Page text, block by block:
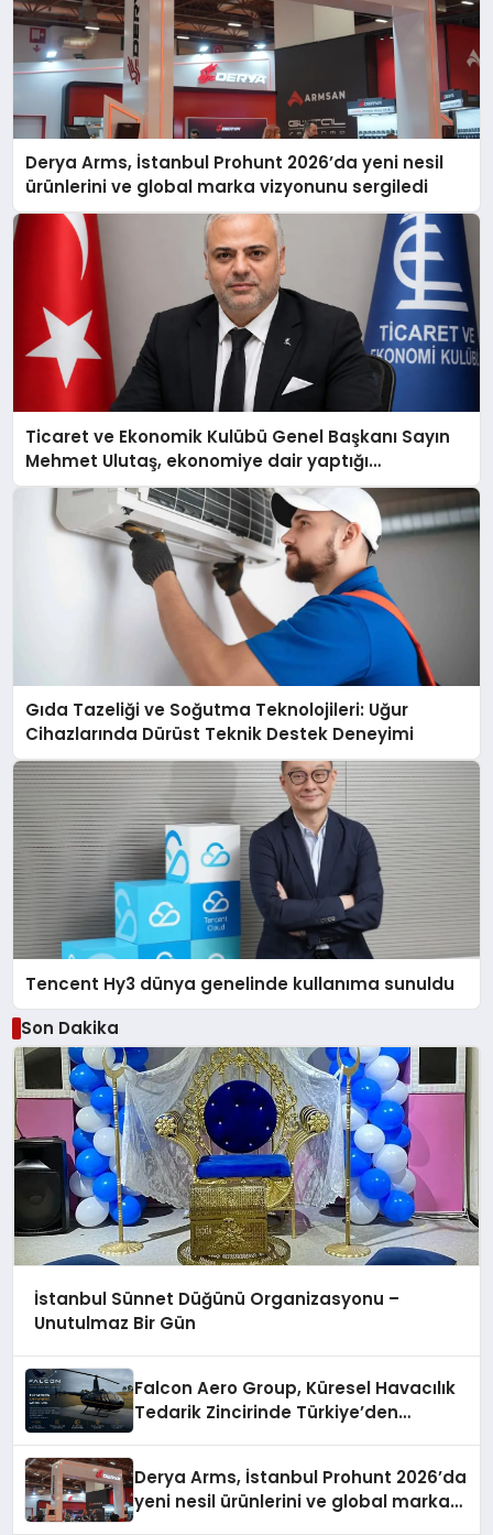
Derya Arms, İstanbul Prohunt 2026’da yeni nesil
ürünlerini ve global marka vizyonunu sergiledi
Ticaret ve Ekonomik Kulübü Genel Başkanı Sayın
Mehmet Ulutaş, ekonomiye dair yaptığı
açıklamada şunları kaydetti:
Gıda Tazeliği ve Soğutma Teknolojileri: Uğur
Cihazlarında Dürüst Teknik Destek Deneyimi
Tencent Hy3 dünya genelinde kullanıma sunuldu
Son Dakika
İstanbul Sünnet Düğünü Organizasyonu –
Unutulmaz Bir Gün
Falcon Aero Group, Küresel Havacılık
Tedarik Zincirinde Türkiye’den
Derya Arms, İstanbul Prohunt 2026’da
yeni nesil ürünlerini ve global marka